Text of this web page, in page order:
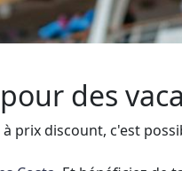
des
prix discount, c'est